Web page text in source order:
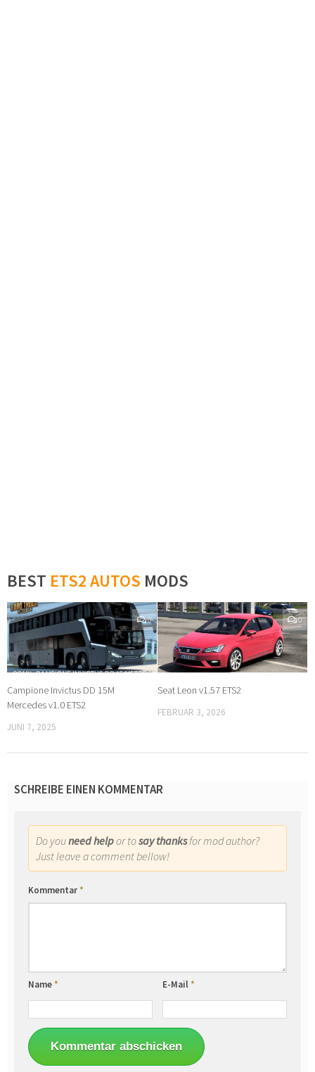
BEST ETS2 AUTOS MODS
0
Campione Invictus DD 15M
Mercedes v1.0 ETS2
JUNI 7, 2025
0
Seat Leon v1.57 ETS2
FEBRUAR 3, 2026
SCHREIBE EINEN KOMMENTAR
Do youneed helpor tosay thanksfor mod author?
Just leave a comment bellow!
Kommentar*
Name* E-Mail*